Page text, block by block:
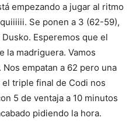
empezando a jugar al ritmo
Se ponen a 3 (62-59),
Esperemos que el
la madriguera. Vamos
Nos empatan a 62 pero una
el triple final de Codi nos
5 de ventaja a 10 minutos
pidiendo la hora.